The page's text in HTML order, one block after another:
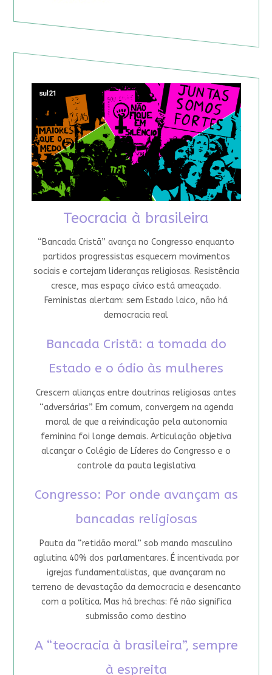
Teocracia à brasileira
“Bancada Cristã” avança no Congresso enquanto
partidos progressistas esquecem movimentos
sociais e cortejam lideranças religiosas. Resistência
cresce, mas espaço cívico está ameaçado.
Feministas alertam: sem Estado laico, não há
democracia real
Bancada Cristã: a tomada do
Estado e o ódio às mulheres
Crescem alianças entre doutrinas religiosas antes
“adversárias”. Em comum, convergem na agenda
moral de que a reivindicação pela autonomia
feminina foi longe demais. Articulação objetiva
alcançar o Colégio de Líderes do Congresso e o
controle da pauta legislativa
Congresso: Por onde avançam as
bancadas religiosas
Pauta da “retidão moral” sob mando masculino
aglutina 40% dos parlamentares. É incentivada por
igrejas fundamentalistas, que avançaram no
terreno de devastação da democracia e desencanto
com a política. Mas há brechas: fé não significa
submissão como destino
A “teocracia à brasileira”, sempre
à espreita